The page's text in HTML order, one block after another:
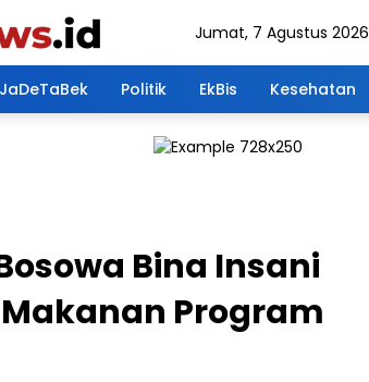
Jumat, 7 Agustus 2026
JaDeTaBek Politik EkBis Kesehatan
Bina Insani
Program